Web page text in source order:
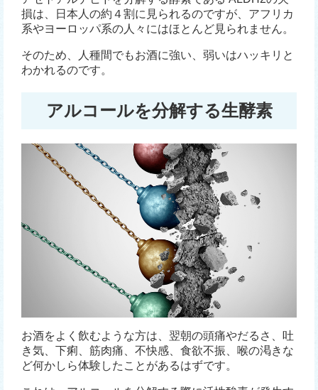
損は、日本人の約４割に見られるのですが、アフリカ
系やヨーロッパ系の人々にはほとんど見られません。
そのため、人種間でもお酒に強い、弱いはハッキリと
わかれるのです。
アルコールを分解する生酵素
お酒をよく飲むような方は、翌朝の頭痛やだるさ、吐
き気、下痢、筋肉痛、不快感、食欲不振、喉の渇きな
ど何かしら体験したことがあるはずです。